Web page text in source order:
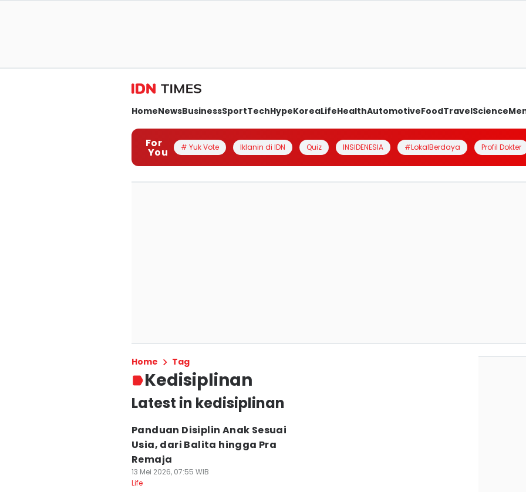
HomeNewsBusinessSportTechHypeKoreaLifeHealthAutomotiveFoodTravelScience
For
You # Yuk Vote Iklanin di IDN Quiz INSIDENESIA #LokalBerdaya Profil Dokter
Home Tag
Kedisiplinan
Latest in kedisiplinan
Panduan Disiplin Anak Sesuai
Usia, dari Balita hingga Pra
Remaja
13 Mei 2026, 07:55 WIB
Life